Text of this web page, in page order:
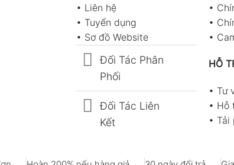
• Liên hệ
• Tuyển dụng
• Sơ đồ Website
Đối Tác Phân
Phối
Đối Tác Liên
Kết
•
•
•
HỖ
• Tư
• Hỗ
• Tải